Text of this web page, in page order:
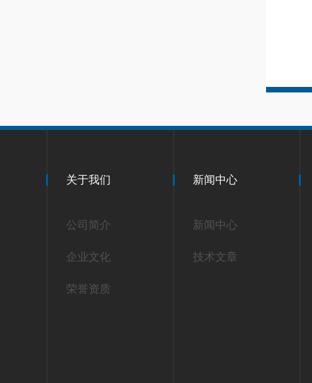
关于我们
公司简介
企业文化
荣誉资质
新闻中心
新闻中心
技术文章